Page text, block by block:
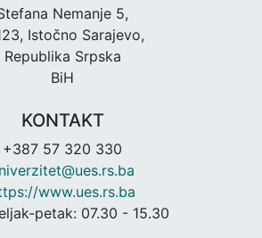
Nemanje 5,
Istočno Sarajevo,
Republika Srpska
BiH
KONTAKT
+387 57 320 330
www.ues.rs.ba
petak: 07.30 - 15.30